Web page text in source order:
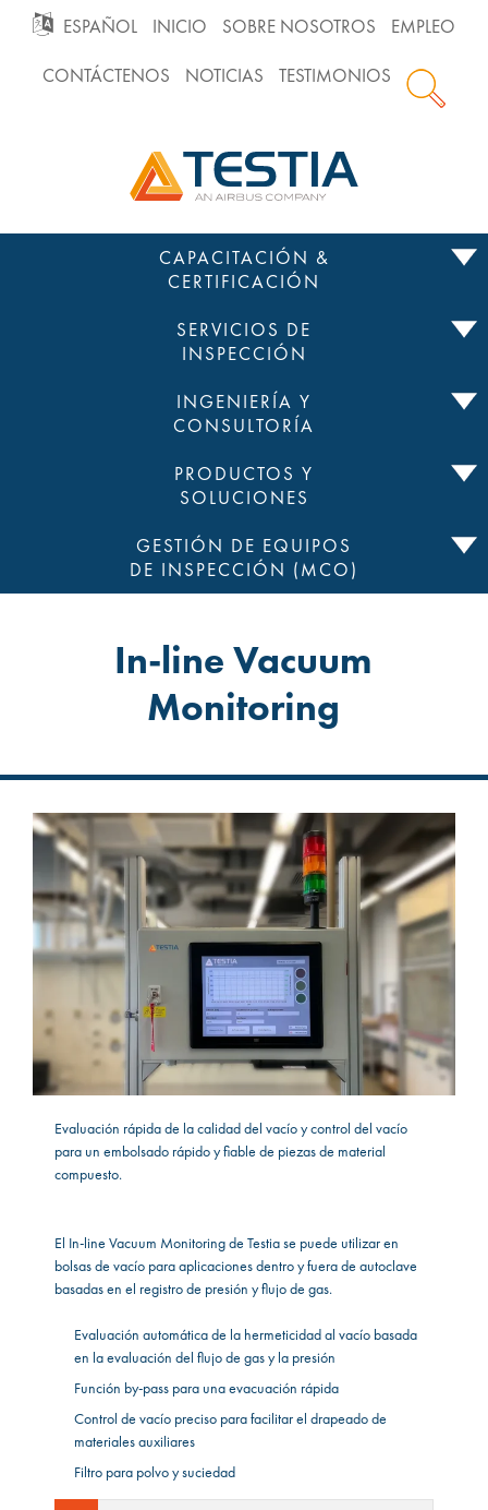
GO ESPAÑOL INICIO SOBRE NOSOTROS EMPLEO
CONTÁCTENOS NOTICIAS TESTIMONIOS
CAPACITACIÓN &
CERTIFICACIÓN
SERVICIOS DE
INSPECCIÓN
INGENIERÍA Y
CONSULTORÍA
PRODUCTOS Y
SOLUCIONES
GESTIÓN DE EQUIPOS
DE INSPECCIÓN (MCO)
In-line Vacuum
Monitoring
Evaluación rápida de la calidad del vacío y control del vacío
para un embolsado rápido y fiable de piezas de material
compuesto.
El In-line Vacuum Monitoring de Testia se puede utilizar en
bolsas de vacío para aplicaciones dentro y fuera de autoclave
basadas en el registro de presión y flujo de gas.
Evaluación automática de la hermeticidad al vacío basada
en la evaluación del flujo de gas y la presión
Función by-pass para una evacuación rápida
Control de vacío preciso para facilitar el drapeado de
materiales auxiliares
Filtro para polvo y suciedad